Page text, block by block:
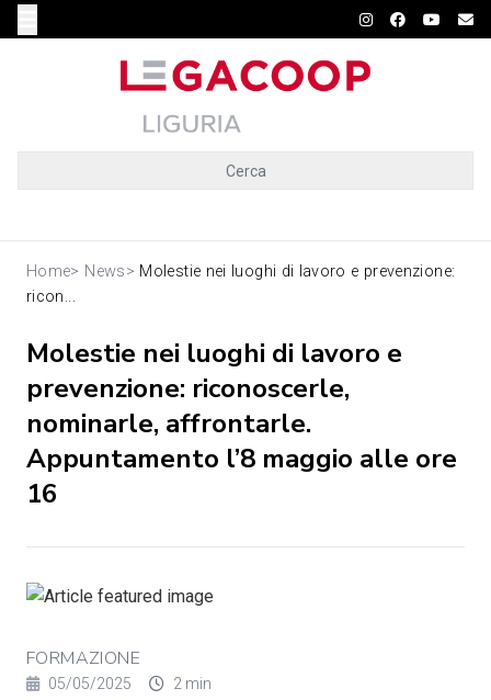
Cerca
Home> News> Molestie nei luoghi di lavoro e prevenzione:
ricon...
Molestie nei luoghi di lavoro e
prevenzione: riconoscerle,
nominarle, affrontarle.
Appuntamento l’8 maggio alle ore
16
FORMAZIONE
05/05/2025 2 min